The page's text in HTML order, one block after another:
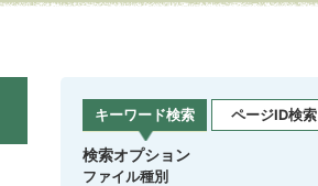
キーワード検索 ページID検索
検索オプション
ファイル種別